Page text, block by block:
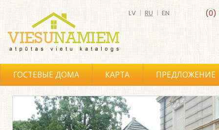
(0)
LV | RU | EN
ГОСТЕВЫЕ ДОМА КАРТА ПРЕДЛОЖЕНИЕ